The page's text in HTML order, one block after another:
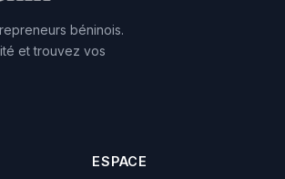
béninois.
et trouvez vos
ESPACE